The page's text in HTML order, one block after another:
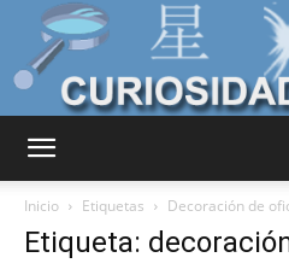
Inicio Etiquetas Decoración de
Etiqueta: